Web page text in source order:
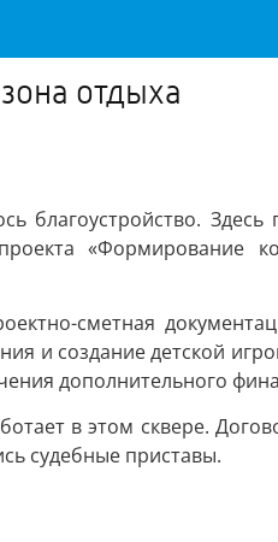
отдыха
благоустройство.
«Формирование
сметная
и создание детской
дополнительного
в этом сквере.
судебные приставы.